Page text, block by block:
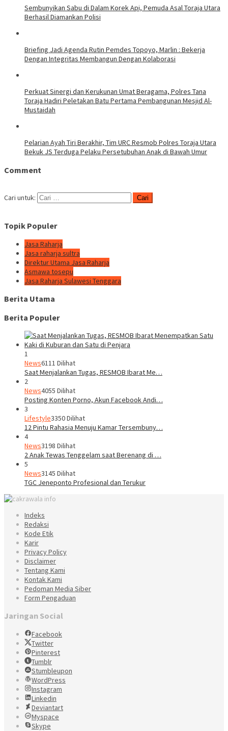
Sembunyikan Sabu di Dalam Korek Api, Pemuda Asal Toraja Utara
Berhasil Diamankan Polisi
Briefing Jadi Agenda Rutin Pemdes Topoyo, Marlin : Bekerja
Dengan Integritas Membangun Dengan Kolaborasi
Perkuat Sinergi dan Kerukunan Umat Beragama, Polres Tana
Toraja Hadiri Peletakan Batu Pertama Pembangunan Mesjid Al-
Mustaidah
Pelarian Ayah Tiri Berakhir, Tim URC Resmob Polres Toraja Utara
Bekuk JS Terduga Pelaku Persetubuhan Anak di Bawah Umur
Comment
Cari untuk:
Topik Populer
Jasa Raharja
Jasa raharja sultra
Direktur Utama Jasa Raharja
Asmawa tosepu
Jasa Raharja Sulawesi Tenggara
Berita Utama
Berita Populer
1
News6111 Dilihat
Saat Menjalankan Tugas, RESMOB Ibarat Me…
2
News4055 Dilihat
Posting Konten Porno, Akun Facebook Andi…
3
Lifestyle3350 Dilihat
12 Pintu Rahasia Menuju Kamar Tersembuny…
4
News3198 Dilihat
2 Anak Tewas Tenggelam saat Berenang di …
5
News3145 Dilihat
TGC Jeneponto Profesional dan Terukur
Indeks
Redaksi
Kode Etik
Karir
Privacy Policy
Disclaimer
Tentang Kami
Kontak Kami
Pedoman Media Siber
Form Pengaduan
Jaringan Social
Facebook
Twitter
Pinterest
Tumblr
Stumbleupon
WordPress
Instagram
Linkedin
Deviantart
Myspace
Skype